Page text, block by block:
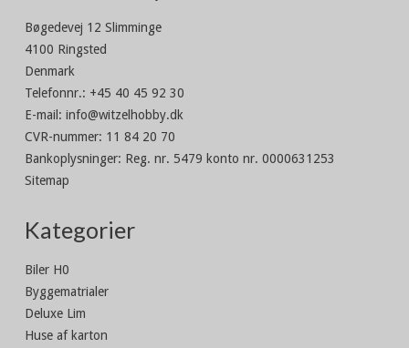
Bøgedevej 12 Slimminge
4100 Ringsted
Denmark
Telefonnr.: +45 40 45 92 30
E-mail : info@witzelhobby.dk
CVR-nummer: 11 84 20 70
Bankoplysninger: Reg. nr. 5479 konto nr. 0000631253
Sitemap
Kategorier
Biler H0
Byggematrialer
Deluxe Lim
Huse af karton